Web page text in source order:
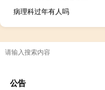
病理科过年有人吗
商标注册证号几位数
公告